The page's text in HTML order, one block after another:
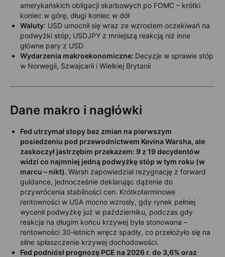
amerykańskich obligacji skarbowych po FOMC – krótki
koniec w górę, długi koniec w dół
Waluty: USD umocnił się wraz ze wzrostem oczekiwań na
podwyżki stóp; USDJPY z mniejszą reakcją niż inne
główne pary z USD
Wydarzenia makroekonomiczne: Decyzje w sprawie stóp
w Norwegii, Szwajcarii i Wielkiej Brytanii
Dane makro i nagłówki
Fed utrzymał stopy bez zmian na pierwszym
posiedzeniu pod przewodnictwem Kevina Warsha, ale
zaskoczył jastrzębim przekazem: 9 z 19 decydentów
widzi co najmniej jedną podwyżkę stóp w tym roku (w
marcu – nikt). Warsh zapowiedział rezygnację z forward
guidance, jednocześnie deklarując dążenie do
przywrócenia stabilności cen. Krótkoterminowe
rentowności w USA mocno wzrosły, gdy rynek pełniej
wycenił podwyżkę już w październiku, podczas gdy
reakcja na długim końcu krzywej była stonowana –
rentowności 30‑letnich wręcz spadły, co przełożyło się na
silne spłaszczenie krzywej dochodowości.
Fed podniósł prognozę PCE na 2026 r. do 3,6% oraz